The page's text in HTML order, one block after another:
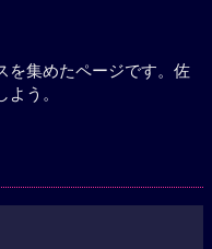
を集めたページです。佐
う。